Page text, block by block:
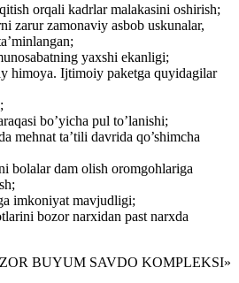
orqali kadrlar malakasini oshirish;
zarur zamonaviy asbob uskunalar,
yaxshi ekanligi;
himoya. Ijtimoiy paketga quyidagilar
bo’yicha pul to’lanishi;
mehnat ta’tili davrida qo’shimcha
bolalar dam olish oromgohlariga
imkoniyat mavjudligi;
bozor narxidan past narxda
BUYUM SAVDO KOMPLEKSI»